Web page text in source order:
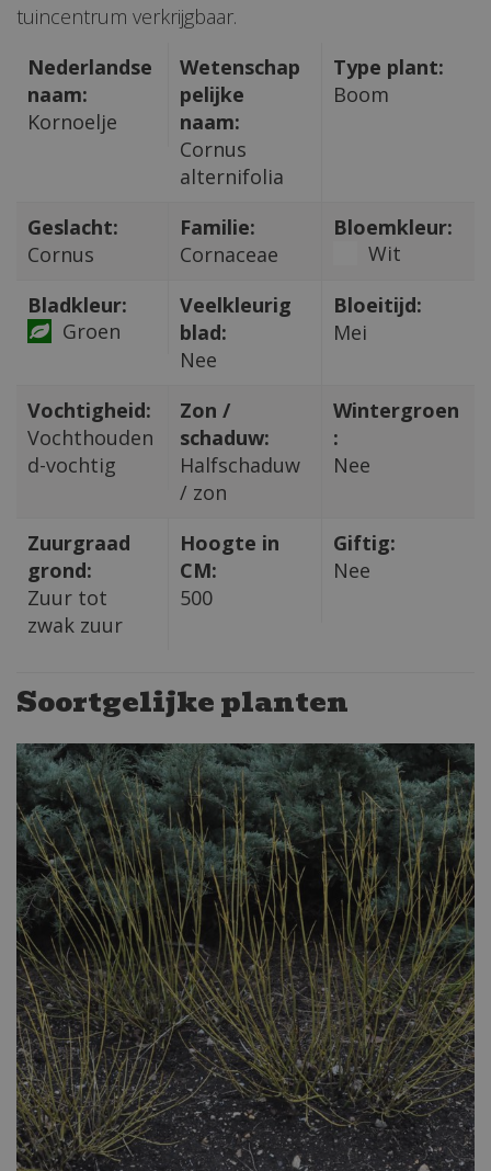
tuincentrum verkrijgbaar.
Nederlandse
naam:
Kornoelje
Wetenschap
pelijke
naam:
Cornus
alternifolia
Type plant:
Boom
Geslacht:
Cornus
Familie:
Cornaceae
Bloemkleur:
Wit
Bladkleur:
Groen
Veelkleurig
blad:
Nee
Bloeitijd:
Mei
Vochtigheid:
Vochthouden
d-vochtig
Zon /
schaduw:
Halfschaduw
/ zon
Wintergroen
:
Nee
Zuurgraad
grond:
Zuur tot
zwak zuur
Hoogte in
CM:
500
Giftig:
Nee
Soortgelijke planten